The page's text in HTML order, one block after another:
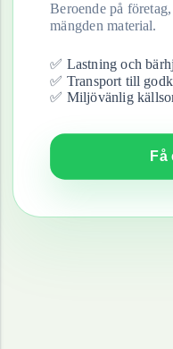
Beroende på
mängden material.
✅ Lastning och
✅ Transport till
✅ Miljövänlig
Få